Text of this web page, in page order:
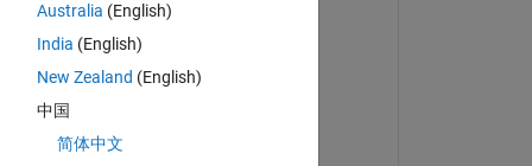
Sim
am 2 Sep. 2024
am 3 Sep. 2024
Australia (English)
India (English)
New Zealand (English)
中国
简体中文